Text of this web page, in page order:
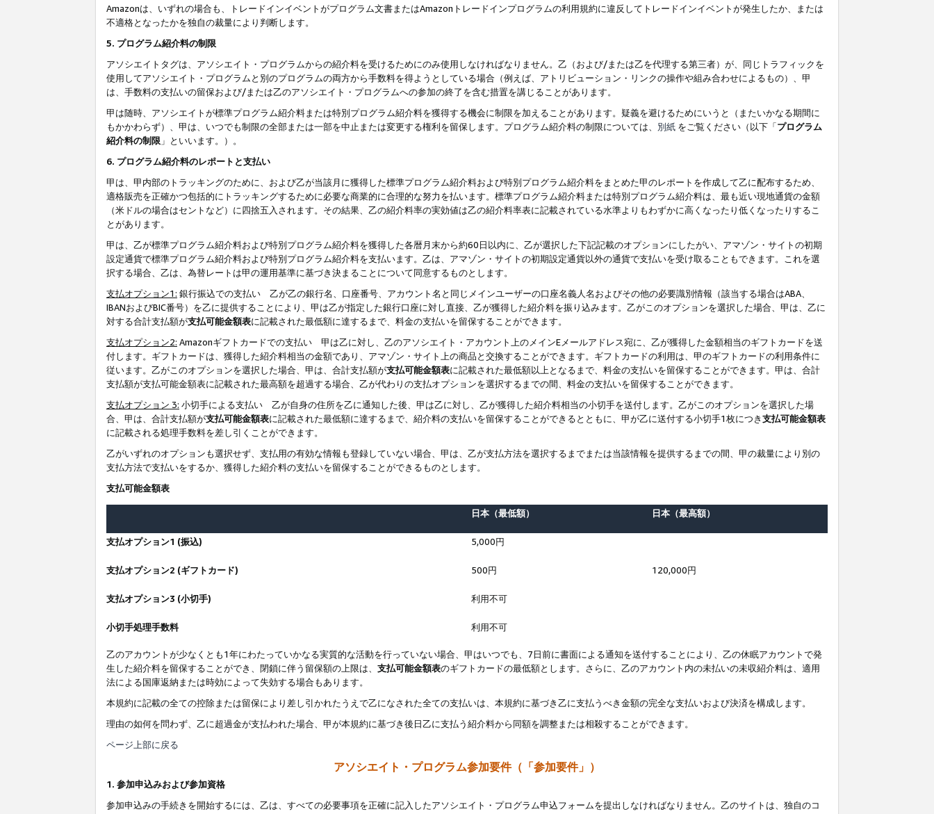
Amazonは、いずれの場合も、トレードインイベントがプログラム文書またはAmazonトレードインプログラムの利用規約に違反してトレードインイベントが発生したか、または
不適格となったかを独自の裁量により判断します。
5. プログラム紹介料の制限
アソシエイトタグは、アソシエイト・プログラムからの紹介料を受けるためにのみ使用しなければなりません。乙（および/または乙を代理する第三者）が、同じトラフィックを
使用してアソシエイト・プログラムと別のプログラムの両方から手数料を得ようとしている場合（例えば、アトリビューション・リンクの操作や組み合わせによるもの）、甲
は、手数料の支払いの留保および/または乙のアソシエイト・プログラムへの参加の終了を含む措置を講じることがあります。
甲は随時、アソシエイトが標準プログラム紹介料または特別プログラム紹介料を獲得する機会に制限を加えることがあります。疑義を避けるためにいうと（またいかなる期間に
もかかわらず）、甲は、いつでも制限の全部または一部を中止または変更する権利を留保します。プログラム紹介料の制限については、 別紙 をご覧ください（以下「プログラム
紹介料の制限 」といいます。）。
6. プログラム紹介料のレポートと支払い
甲は、甲内部のトラッキングのために、および乙が当該月に獲得した標準プログラム紹介料および特別プログラム紹介料をまとめた甲のレポートを作成して乙に配布するため、
適格販売を正確かつ包括的にトラッキングするために必要な商業的に合理的な努力を払います。標準プログラム紹介料または特別プログラム紹介料は、最も近い現地通貨の金額
（米ドルの場合はセントなど）に四捨五入されます。その結果、乙の紹介料率の実効値は乙の紹介料率表に記載されている水準よりもわずかに高くなったり低くなったりするこ
とがあります。
甲は、乙が標準プログラム紹介料および特別プログラム紹介料を獲得した各暦月末から約60日以内に、乙が選択した下記記載のオプションにしたがい、アマゾン・サイトの初期
設定通貨で標準プログラム紹介料および特別プログラム紹介料を支払います。乙は、アマゾン・サイトの初期設定通貨以外の通貨で支払いを受け取ることもできます。これを選
択する場合、乙は、為替レートは甲の運用基準に基づき決まることについて同意するものとします。
支払オプション1: 銀行振込での支払い 乙が乙の銀行名、口座番号、アカウント名と同じメインユーザーの口座名義人名およびその他の必要識別情報（該当する場合はABA、
IBANおよびBIC番号）を乙に提供することにより、甲は乙が指定した銀行口座に対し直接、乙が獲得した紹介料を振り込みます。乙がこのオプションを選択した場合、甲は、乙に
対する合計支払額が支払可能金額表に記載された最低額に達するまで、料金の支払いを留保することができます。
支払オプション2: Amazonギフトカードでの支払い 甲は乙に対し、乙のアソシエイト・アカウント上のメインEメールアドレス宛に、乙が獲得した金額相当のギフトカードを送
付します。ギフトカードは、獲得した紹介料相当の金額であり、アマゾン・サイト上の商品と交換することができます。ギフトカードの利用は、甲のギフトカードの利用条件に
従います。乙がこのオプションを選択した場合、甲は、合計支払額が支払可能金額表に記載された最低額以上となるまで、料金の支払いを留保することができます。甲は、合計
支払額が支払可能金額表に記載された最高額を超過する場合、乙が代わりの支払オプションを選択するまでの間、料金の支払いを留保することができます。
支払オプション 3: 小切手による支払い 乙が自身の住所を乙に通知した後、甲は乙に対し、乙が獲得した紹介料相当の小切手を送付します。乙がこのオプションを選択した場
合、甲は、合計支払額が支払可能金額表に記載された最低額に達するまで、紹介料の支払いを留保することができるとともに、甲が乙に送付する小切手1枚につき支払可能金額表
に記載される処理手数料を差し引くことができます。
乙がいずれのオプションも選択せず、支払用の有効な情報も登録していない場合、甲は、乙が支払方法を選択するまでまたは当該情報を提供するまでの間、甲の裁量により別の
支払方法で支払いをするか、獲得した紹介料の支払いを留保することができるものとします。
支払可能金額表
日本（最低額） 日本（最高額）
支払オプション1 (振込) 5,000円
支払オプション2 (ギフトカード) 500円 120,000円
支払オプション3 (小切手) 利用不可
小切手処理手数料 利用不可
乙のアカウントが少なくとも1年にわたっていかなる実質的な活動を行っていない場合、甲はいつでも、7日前に書面による通知を送付することにより、乙の休眠アカウントで発
生した紹介料を留保することができ、閉鎖に伴う留保額の上限は、 支払可能金額表のギフトカードの最低額とします。さらに、乙のアカウント内の未払いの未収紹介料は、適用
法による国庫返納または時効によって失効する場合もあります。
本規約に記載の全ての控除または留保により差し引かれたうえで乙になされた全ての支払いは、本規約に基づき乙に支払うべき金額の完全な支払いおよび決済を構成します。
理由の如何を問わず、乙に超過金が支払われた場合、甲が本規約に基づき後日乙に支払う紹介料から同額を調整または相殺することができます。
ページ上部に戻る
アソシエイト・プログラム参加要件（「参加要件」）
1. 参加申込みおよび参加資格
参加申込みの手続きを開始するには、乙は、すべての必要事項を正確に記入したアソシエイト・プログラム申込フォームを提出しなければなりません。乙のサイトは、独自のコ